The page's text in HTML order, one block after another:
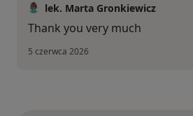
lek. Marta Gronkiewicz
Thank you very much
5 czerwca 2026